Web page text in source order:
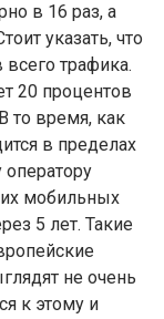
в 16 раз, а
указать, что
всего трафика.
20 процентов
то время, как
в пределах
мобильных
5 лет. Такие
не очень
к этому и